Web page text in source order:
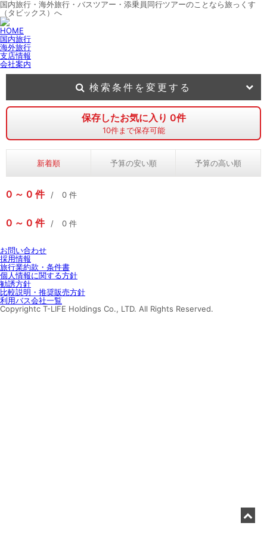
国内旅行・海外旅行・バスツアー・添乗員同行ツアーのことなら旅っくす
（タビックス）へ
HOME
国内旅行
海外旅行
支店情報
会社案内
保存したお気に入り 0件
10件まで保存可能
新着順 予算の安い順 予算の高い順
0 0 件 0 件
0 0 件 0 件
検索条件を変更する
お問い合わせ
採用情報
旅行業約款・条件書
個人情報に関する方針
勧誘方針
比較説明・推奨販売方針
利用バス会社一覧
Copyrightc T-LIFE Holdings Co., LTD. All Rights Reserved.